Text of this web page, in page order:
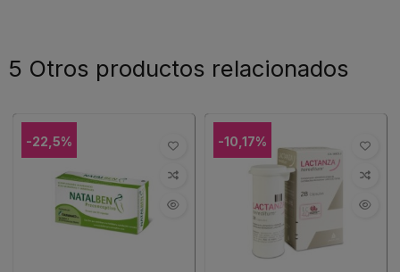
5 Otros productos relacionados
-22,5% -10,17%